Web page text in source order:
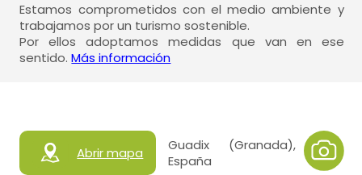
Estamos comprometidos con el medio ambiente y
trabajamos por un turismo sostenible.
Por ellos adoptamos medidas que van en ese
sentido.Más información
Abrir mapa
Guadix (Granada),
España